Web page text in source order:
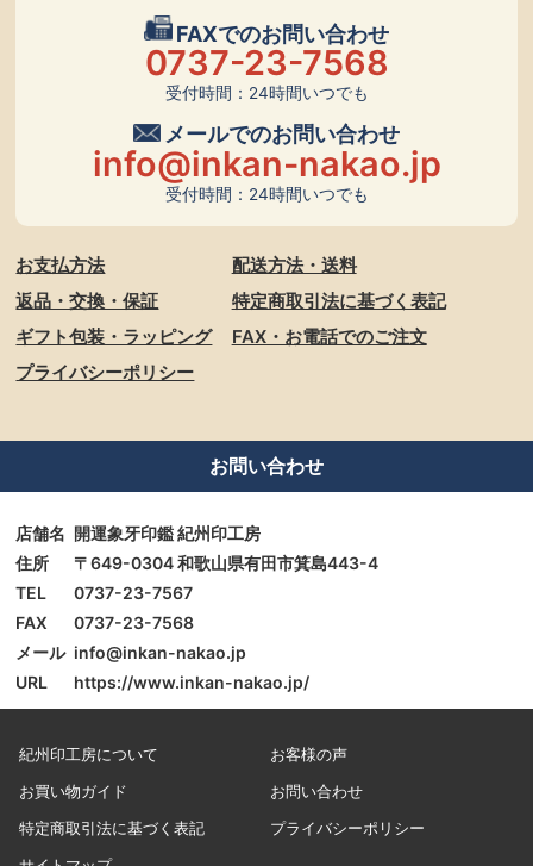
FAXでのお問い合わせ
0737-23-7568
受付時間：24時間いつでも
メールでのお問い合わせ
info@inkan-nakao.jp
受付時間：24時間いつでも
お支払方法
配送方法・送料
返品・交換・保証
特定商取引法に基づく表記
ギフト包装・ラッピング
FAX・お電話でのご注文
プライバシーポリシー
お問い合わせ
店舗名 開運象牙印鑑 紀州印工房
住所
〒649-0304 和歌山県有田市箕島443-4
TEL
0737-23-7567
FAX
0737-23-7568
メール info@inkan-nakao.jp
URL
https://www.inkan-nakao.jp/
紀州印工房について お客様の声
お買い物ガイド お問い合わせ
特定商取引法に基づく表記 プライバシーポリシー